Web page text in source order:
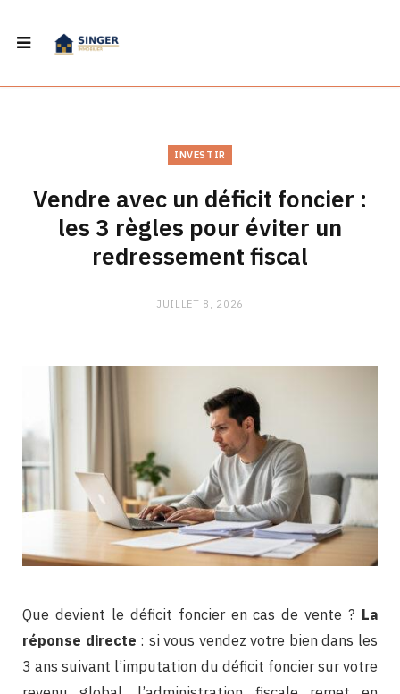
INVESTIR
Vendre avec un déficit foncier :
les 3 règles pour éviter un
redressement fiscal
JUILLET 8, 2026
Que devient le déficit foncier en cas de vente ? La
réponse directe : si vous vendez votre bien dans les
3 ans suivant l’imputation du déficit foncier sur votre